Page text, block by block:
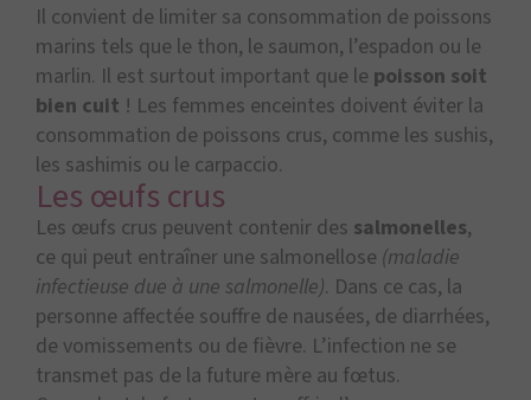
Il convient de limiter sa consommation de poissons
marins tels que le thon, le saumon, l’espadon ou le
marlin. Il est surtout important que le poisson soit
bien cuit ! Les femmes enceintes doivent éviter la
consommation de poissons crus, comme les sushis,
les sashimis ou le carpaccio.
Les œufs crus
Les œufs crus peuvent contenir des salmonelles,
ce qui peut entraîner une salmonellose (maladie
infectieuse due à une salmonelle). Dans ce cas, la
personne affectée souffre de nausées, de diarrhées,
de vomissements ou de fièvre. L’infection ne se
transmet pas de la future mère au fœtus.